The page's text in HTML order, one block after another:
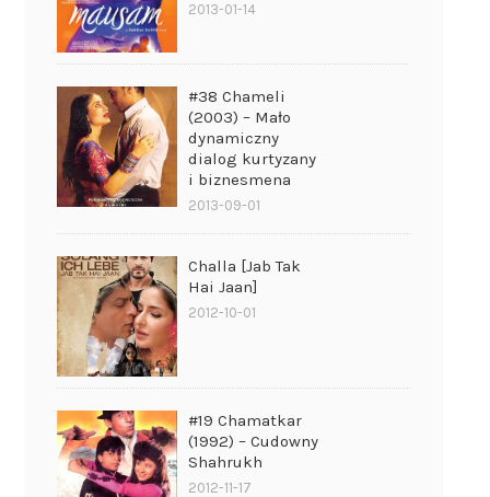
2013-01-14
#38 Chameli
(2003) – Mało
dynamiczny
dialog kurtyzany
i biznesmena
2013-09-01
Challa [Jab Tak
Hai Jaan]
2012-10-01
#19 Chamatkar
(1992) – Cudowny
Shahrukh
2012-11-17